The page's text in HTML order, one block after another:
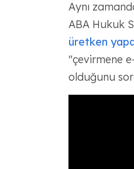
Aynı
ABA Hukuk
üretken
"çevirmene
olduğunu